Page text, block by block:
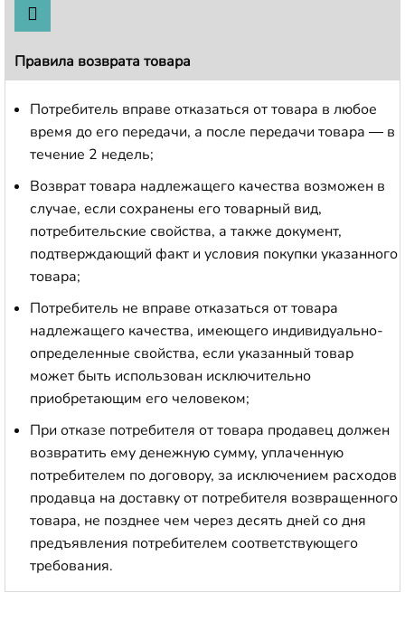
Правила возврата товара
Потребитель вправе отказаться от товара в любое
время до его передачи, а после передачи товара — в
течение 2 недель;
Возврат товара надлежащего качества возможен в
случае, если сохранены его товарный вид,
потребительские свойства, а также документ,
подтверждающий факт и условия покупки указанного
товара;
Потребитель не вправе отказаться от товара
надлежащего качества, имеющего индивидуально-
определенные свойства, если указанный товар
может быть использован исключительно
приобретающим его человеком;
При отказе потребителя от товара продавец должен
возвратить ему денежную сумму, уплаченную
потребителем по договору, за исключением расходов
продавца на доставку от потребителя возвращенного
товара, не позднее чем через десять дней со дня
предъявления потребителем соответствующего
требования.